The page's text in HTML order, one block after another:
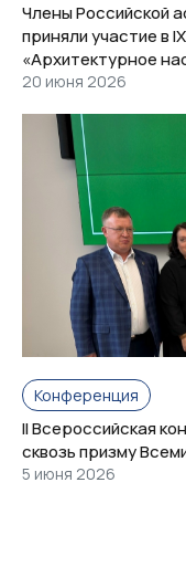
Члены Российской
приняли участие в
«Архитектурное
20 июня 2026
Конференция
II Всероссийская
сквозь призму
5 июня 2026